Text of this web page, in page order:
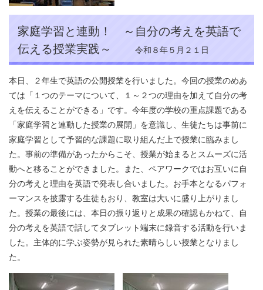
家庭学習と連動！ ～自分の考えを英語で
伝える授業実践～
令和８年５月２１日
本日、２年生で英語の公開授業を行いました。今回の授業のめあ
ては「１つのテーマについて、１～２つの理由を加えて自分の考
えを伝えることができる」です。今年度の学校の重点課題である
「家庭学習と連動した授業の展開」を意識し、生徒たちは事前に
家庭学習として予習的な課題に取り組んだ上で授業に臨みまし
た。事前の準備があったからこそ、授業が始まるとスムーズに活
動へと移ることができました。また、ペアワークではお互いに自
分の考えと理由を英語で発表し合いました。お手本となるパフォ
ーマンスを披露する生徒もおり、教室は大いに盛り上がりまし
た。授業の最後には、本日の振り返りと成果の確認もかねて、自
分の考えを英語で話してタブレット端末に録音する活動を行いま
した。主体的に学ぶ姿勢が見られた素晴らしい授業となりまし
た。